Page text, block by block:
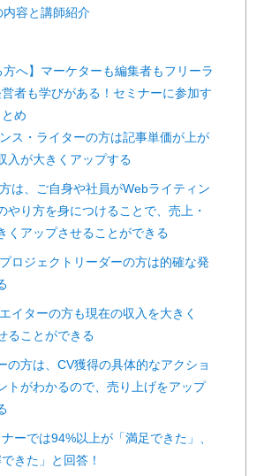
容と講師紹介
へ】マーケターも編集者もフリーラ
者も学びがある！セミナーに参加す
め
ス・ライターの方は記事単価が上が
入が大きくアップする
は、ご自身や社員がWebライティン
やり方を身につけることで、売上・
くアップさせることができる
ロジェクトリーダーの方は的確な発
イターの方も現在の収入を大きく
ることができる
方は、CV獲得の具体的なアクショ
トがわかるので、売り上げをアップ
ーでは94%以上が「満足できた」、
きた」と回答！